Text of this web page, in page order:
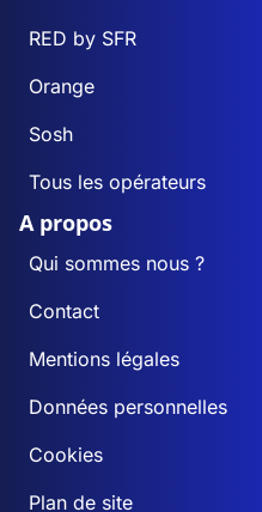
RED by SFR
Orange
Sosh
Tous les opérateurs
A propos
Qui sommes nous ?
Contact
Mentions légales
Données personnelles
Cookies
Plan de site